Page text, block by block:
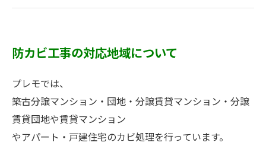
防カビ工事の対応地域について
プレモでは、
築古分譲マンション・団地・分譲賃貸マンション・分譲
賃貸団地や賃貸マンション
やアパート・戸建住宅のカビ処理を行っています。